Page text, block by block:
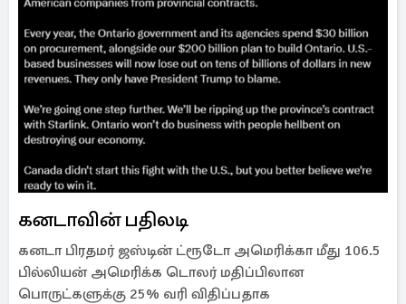
கனடாவின் பதிலடி
கனடா பிரதமர் ஜஸ்டின் ட்ரூடோ அமெரிக்கா மீது 106.5
பில்லியன் அமெரிக்க டொலர் மதிப்பிலான
பொருட்களுக்கு 25% வரி விதிப்பதாக